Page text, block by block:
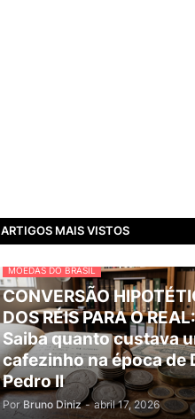
ARTIGOS MAIS VISTOS
MOEDAS DO BRASIL
CONVERSÃO
DOS RÉIS PARA O REAL:
Saiba quanto custava
cafezinho na época de
Pedro II
Por Bruno Diniz - abril 17, 2026